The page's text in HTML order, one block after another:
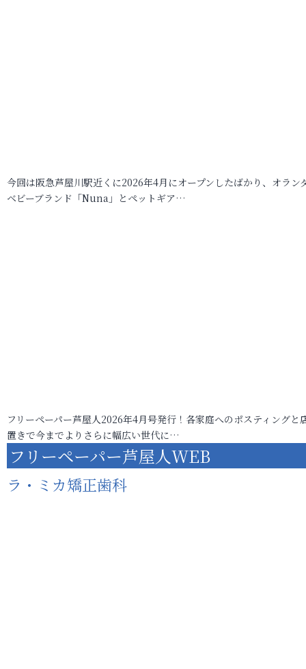
今回は阪急芦屋川駅近くに2026年4月にオープンしたばかり、オラン
ベビーブランド「Nuna」とペットギア…
フリーペーパー芦屋人2026年4月号発行！各家庭へのポスティングと
置きで今までよりさらに幅広い世代に…
フリーペーパー芦屋人WEB
ラ・ミカ矯正歯科